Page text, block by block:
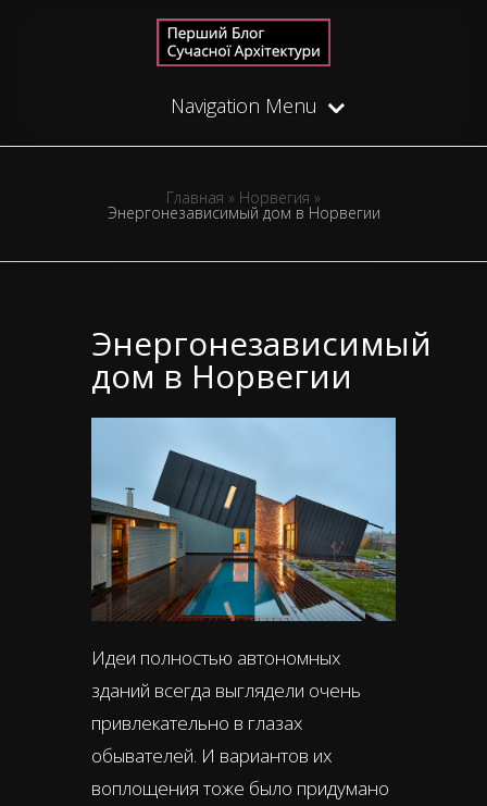
Navigation Menu
Главная » Норвегия »
Энергонезависимый дом в Норвегии
Энергонезависимый
дом в Норвегии
Идеи полностью автономных
зданий всегда выглядели очень
привлекательно в глазах
обывателей. И вариантов их
воплощения тоже было придумано